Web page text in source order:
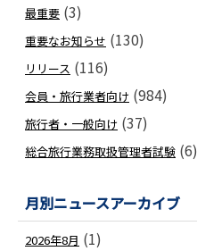
最重要 (3)
重要なお知らせ (130)
リリース (116)
会員・旅行業者向け (984)
旅行者・一般向け (37)
総合旅行業務取扱管理者試験 (6)
月別ニュースアーカイブ
2026年8月 (1)